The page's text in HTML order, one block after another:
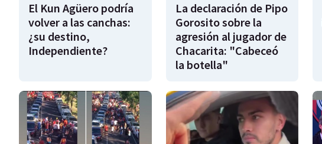
El Kun Agüero podría
volver a las canchas:
¿su destino,
Independiente?
La declaración de Pipo
Gorosito sobre la
agresión al jugador de
Chacarita: "Cabeceó
la botella"